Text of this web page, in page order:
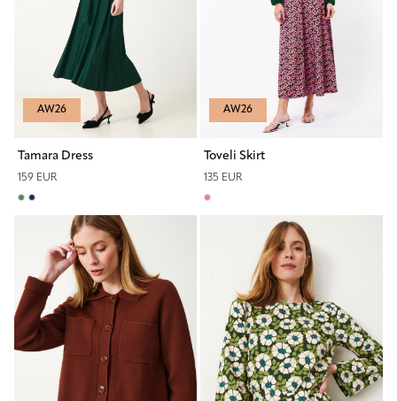
AW26
Tamara Dress
159 EUR
AW26
Toveli Skirt
135 EUR